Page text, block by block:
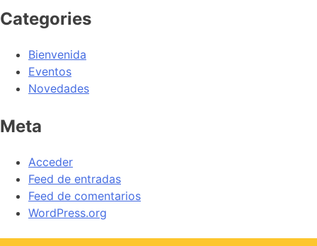
Categories
Bienvenida
Eventos
Novedades
Meta
Acceder
Feed de entradas
Feed de comentarios
WordPress.org